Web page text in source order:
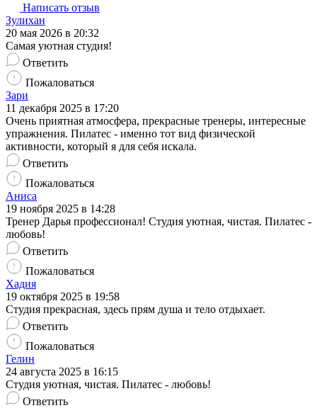
Написать отзыв
Зулихан
20 мая 2026 в 20:32
Самая уютная студия!
Ответить
Пожаловаться
Зари
11 декабря 2025 в 17:20
Очень приятная атмосфера, прекрасные тренеры, интересные
упражнения. Пилатес - именно тот вид физической
активности, который я для себя искала.
Ответить
Пожаловаться
Аниса
19 ноября 2025 в 14:28
Тренер Дарья профессионал! Студия уютная, чистая. Пилатес -
любовь!
Ответить
Пожаловаться
Хадия
19 октября 2025 в 19:58
Студия прекрасная, здесь прям душа и тело отдыхает.
Ответить
Пожаловаться
Гелин
24 августа 2025 в 16:15
Студия уютная, чистая. Пилатес - любовь!
Ответить